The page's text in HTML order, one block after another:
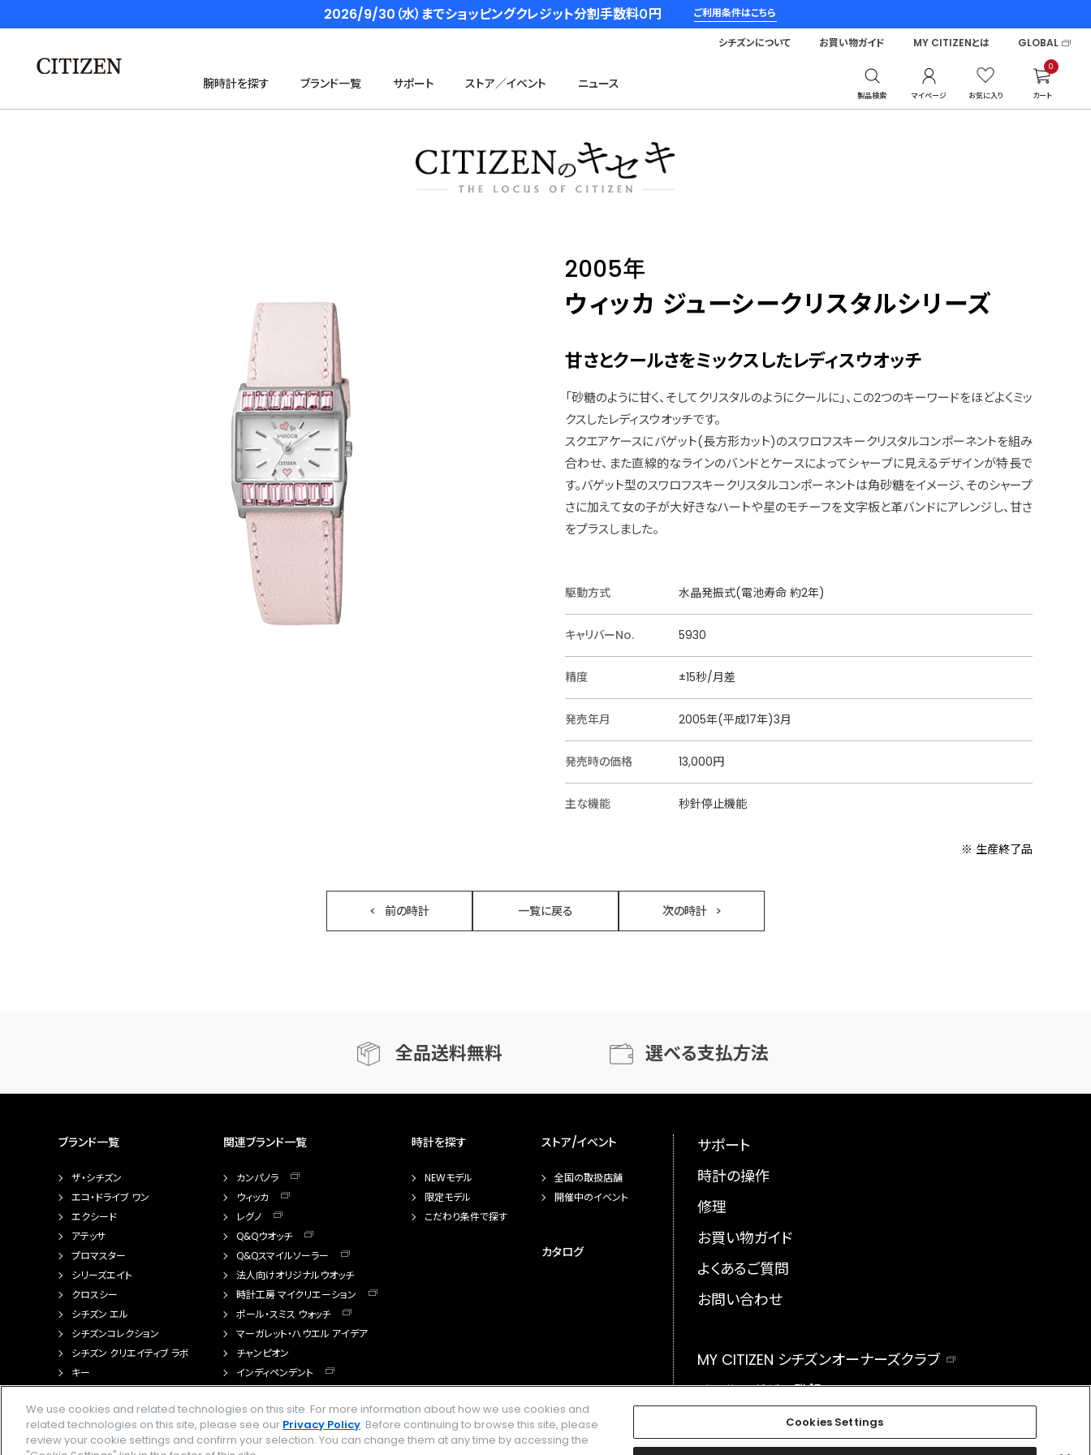
2026/9/30（水）までショッピングクレジット分割手数料０円 ご利用条件はこちら
腕時計を探す ブランド一覧 サポート ストア／イベント ニュース
製品検索 マイページ お気に入り
0
カート
シチズンについて お買い物ガイド MY CITIZENとは GLOBAL
2005年
ウィッカ ジューシークリスタルシリーズ
甘さとクールさをミックスしたレディスウオッチ
「砂糖のように甘く、そしてクリスタルのようにクールに」、この2つのキーワードをほどよくミッ
クスしたレディスウオッチです。
スクエアケースにバゲット(長方形カット)のスワロフスキークリスタルコンポーネントを組み
合わせ、また直線的なラインのバンドとケースによってシャープに見えるデザインが特長で
す。バゲット型のスワロフスキークリスタルコンポーネントは角砂糖をイメージ、そのシャープ
さに加えて女の子が大好きなハートや星のモチーフを文字板と革バンドにアレンジし、甘さ
をプラスしました。
駆動方式 水晶発振式(電池寿命 約2年)
キャリバーNo. 5930
精度 ±15秒/月差
発売年月 2005年(平成17年)3月
発売時の価格 13,000円
主な機能 秒針停止機能
※ 生産終了品
前の時計 一覧に戻る 次の時計
全品送料無料 選べる支払方法
ブランド一覧
ザ・シチズン
エコ・ドライブ ワン
エクシード
アテッサ
プロマスター
シリーズエイト
クロスシー
シチズン エル
シチズンコレクション
シチズン クリエイティブ ラボ
キー
関連ブランド一覧
カンパノラ
ウィッカ
レグノ
Q&Qウオッチ
Q&Qスマイルソーラー
法人向けオリジナルウオッチ
時計工房 マイクリエーション
ポール・スミス ウォッチ
マーガレット・ハウエル アイデア
チャンピオン
インディペンデント
時計を探す
NEWモデル
限定モデル
こだわり条件で探す
ストア/イベント
全国の取扱店舗
開催中のイベント
カタログ
サポート
時計の操作
修理
お買い物ガイド
よくあるご質問
お問い合わせ
MY CITIZEN シチズンオーナーズクラブ
メールマガジン登録
We use cookies and related technologies on this site. For more information about how we use cookies and
related technologies on this site, please see our Privacy Policy. Before continuing to browse this site, please
review your cookie settings and confirm your selection. You can change them at any time by accessing the
Cookies Settings